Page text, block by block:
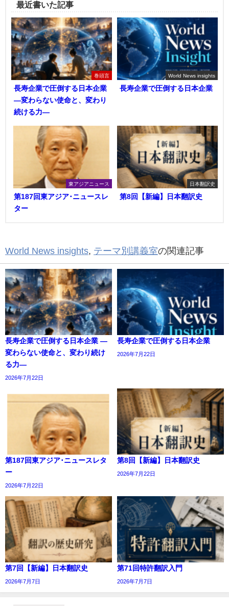
最近書いた記事
巻頭言
長寿企業で圧倒する日本企業
―変わらない使命と、変わり
続ける力―
World News insights
長寿企業で圧倒する日本企業
東アジアニュース
第187回東アジア･ニュースレ
ター
日本翻訳史
第8回【新編】日本翻訳史
World News insights テーマ別講義室の関連記事
長寿企業で圧倒する日本企業 ―
変わらない使命と、変わり続け
る力―
2026年7月22日
長寿企業で圧倒する日本企業
2026年7月22日
第187回東アジア･ニュースレタ
ー
2026年7月22日
第8回【新編】日本翻訳史
2026年7月22日
第7回【新編】日本翻訳史
2026年7月7日
第71回特許翻訳入門
2026年7月7日